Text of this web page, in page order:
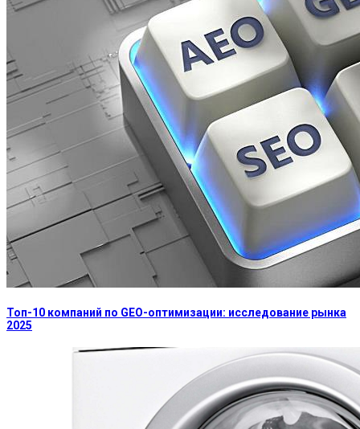
Топ-10 компаний по GEO-оптимизации: исследование рынка
2025